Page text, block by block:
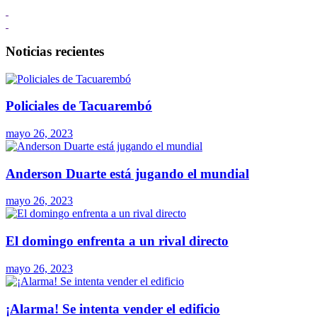
Noticias recientes
Policiales de Tacuarembó
mayo 26, 2023
Anderson Duarte está jugando el mundial
mayo 26, 2023
El domingo enfrenta a un rival directo
mayo 26, 2023
¡Alarma! Se intenta vender el edificio